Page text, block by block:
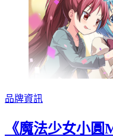
品牌資訊
《魔法少女小